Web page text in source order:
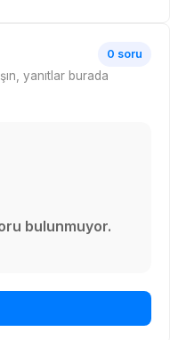
0 soru
yanıtlar burada
bulunmuyor.